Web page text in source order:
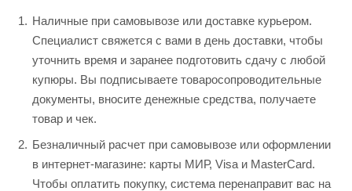
Наличные при самовывозе или доставке курьером.
Специалист свяжется с вами в день доставки, чтобы
уточнить время и заранее подготовить сдачу с любой
купюры. Вы подписываете товаросопроводительные
документы, вносите денежные средства, получаете
товар и чек.
Безналичный расчет при самовывозе или оформлении
в интернет-магазине: карты МИР, Visa и MasterCard.
Чтобы оплатить покупку, система перенаправит вас на